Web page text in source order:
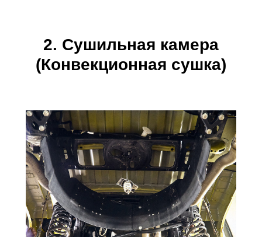
2. Сушильная камера
(Конвекционная сушка)